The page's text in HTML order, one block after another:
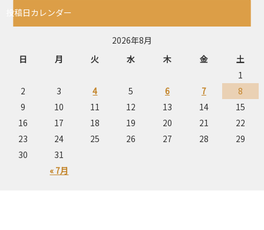
投稿日カレンダー
2026年8月
日
月 火 水 木 金 土
« 7月
1
2
3 4 5 6 7
8
9
10 11 12 13 14
15
16
17 18 19 20 21
22
23
24 25 26 27 28
29
30
31